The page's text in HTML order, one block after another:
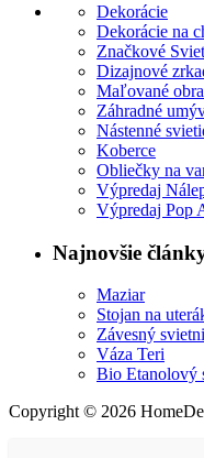
Dekorácie
Dekorácie na
Značkové
Dizajnové
Maľované
Záhradné
Nástenné
Koberce
Obliečky na
Výpredaj
Výpredaj Pop
Najnovšie
Maziar
Stojan na
Závesný
Váza Teri
Bio Etanolový
Copyright © 2026